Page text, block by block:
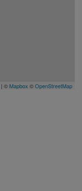
| © Mapbox ©OpenStreetMap